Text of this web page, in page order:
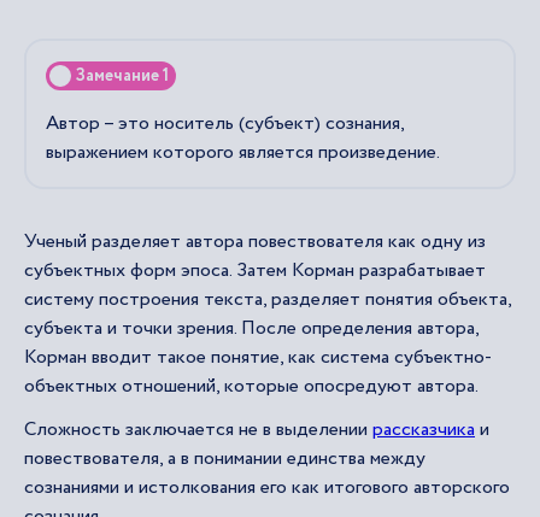
Замечание 1
Автор – это носитель (субъект) сознания,
выражением которого является произведение.
Ученый разделяет автора повествователя как одну из
субъектных форм эпоса. Затем Корман разрабатывает
систему построения текста, разделяет понятия объекта,
субъекта и точки зрения. После определения автора,
Корман вводит такое понятие, как система субъектно-
объектных отношений, которые опосредуют автора.
Сложность заключается не в выделении рассказчикаи
повествователя, а в понимании единства между
сознаниями и истолкования его как итогового авторского